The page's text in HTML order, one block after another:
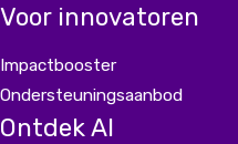
Voor innovatoren
Impactbooster
Ondersteuningsaanbod
Ontdek AI